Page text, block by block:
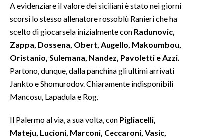
SARDEGNA TURISMO
NOTIZIE
EVENTI
#CARAUNIONE
3 MINUTI CON
A evidenziare il valore dei siciliani è stato nei giorni
scorsi lo stesso allenatore rossoblù Ranieri che ha
scelto di giocarsela inizialmente con Radunovic,
Zappa, Dossena, Obert, Augello, Makoumbou,
Oristanio, Sulemana, Nandez, Pavoletti e Azzi.
Partono, dunque, dalla panchina gli ultimi arrivati
Jankto e Shomurodov. Chiaramente indisponibili
Mancosu, Lapadula e Rog.
Il Palermo al via, a sua volta, con Pigliacelli,
Mateju, Lucioni, Marconi, Ceccaroni, Vasic,